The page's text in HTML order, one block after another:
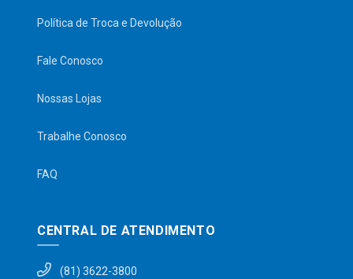
Política de Troca e Devolução
Fale Conosco
Nossas Lojas
Trabalhe Conosco
FAQ
CENTRAL DE ATENDIMENTO
(81) 3622-3800